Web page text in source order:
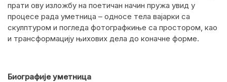
прати ову изложбу на поетичан начин пружа увид у
процесе рада уметница – односе тела вајарки са
скулптуром и погледа фотографкиње са простором, као
и трансформацију њихових дела до коначне форме.
Биографије уметница